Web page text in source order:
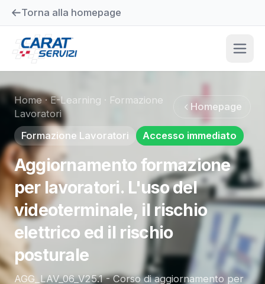
Torna alla homepage
Home ·E-Learning · Formazione
Lavoratori
Homepage
Formazione Lavoratori Accesso immediato
Aggiornamento formazione
per lavoratori. L'uso del
videoterminale, il rischio
elettrico ed il rischio
posturale
AGG_LAV_06_V25.1 - Corso di aggiornamento per